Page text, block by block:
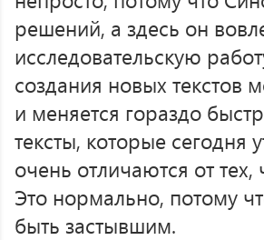
решений, а здесь он
исследовательскую
создания новых текстов
и меняется гораздо
тексты, которые
очень отличаются от
Это нормально, потому
быть застывшим.